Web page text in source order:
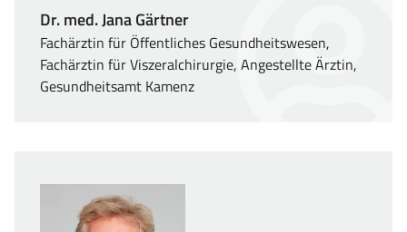
Dr. med. Jana Gärtner
Fachärztin für Öffentliches Gesundheitswesen,
Fachärztin für Viszeralchirurgie, Angestellte Ärztin,
Gesundheitsamt Kamenz